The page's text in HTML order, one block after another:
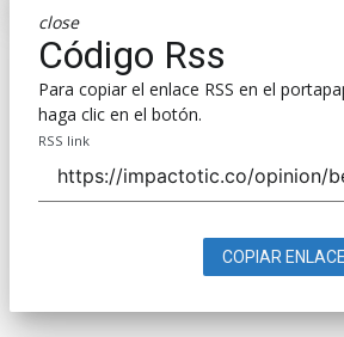
close
Código Rss
Para copiar el enlace RSS en el
haga clic en el botón.
RSS link
COPIAR ENLACE